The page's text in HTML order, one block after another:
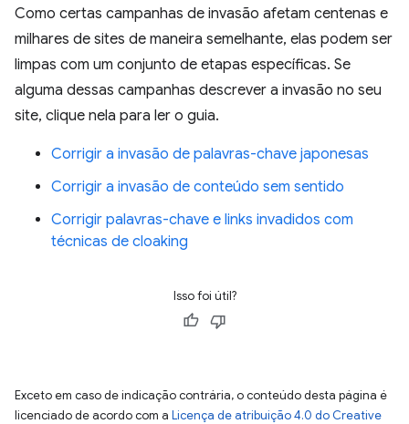
Como certas campanhas de invasão afetam centenas e
milhares de sites de maneira semelhante, elas podem ser
limpas com um conjunto de etapas específicas. Se
alguma dessas campanhas descrever a invasão no seu
site, clique nela para ler o guia.
Corrigir a invasão de palavras-chave japonesas
Corrigir a invasão de conteúdo sem sentido
Corrigir palavras-chave e links invadidos com
técnicas de cloaking
Isso foi útil?
Exceto em caso de indicação contrária, o conteúdo desta página é
licenciado de acordo com a Licença de atribuição 4.0 do Creative